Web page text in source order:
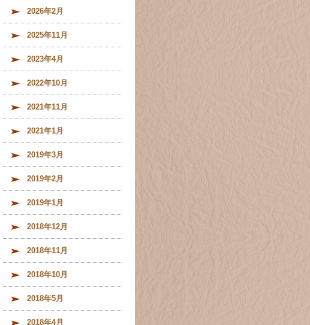
2026年2月
2025年11月
2023年4月
2022年10月
2021年11月
2021年1月
2019年3月
2019年2月
2019年1月
2018年12月
2018年11月
2018年10月
2018年5月
2018年4月